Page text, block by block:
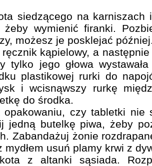
siedzącego na karniszach
wymienić firanki.
możesz je posklejać
kąpielowy, a
tylko jego głowa
plastikowej rurki do
i wcisnąwszy rurkę
do środka.
opakowaniu, czy tabletki
jedną butelkę piwa, żeby
Zabandażuj żonie
mydłem usuń plamy krwi z
z altanki sąsiada.